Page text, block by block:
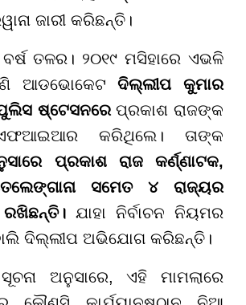
ଜାରୀ କରିଛନ୍ତି।
ତଳର। ୨୦୧୯ ମସିହାରେ ଏଭଳି
ଆଡଭୋକେଟଦିଲ୍ଲୀପ କୁମାର
ଷ୍ଟେସନରେପ୍ରକାଶ ରାଜଙ୍କ
କରିଥିଲେ। ତାଙ୍କ
ପ୍ରକାଶ ରାଜ କର୍ଣ୍ଣାଟକ,
ସମେତ ୪ ରାଜ୍ୟର
ଯାହା ନିର୍ବାଚନ ନିୟମର
ଦିଲ୍ଲୀପ ଅଭିଯୋଗ କରିଛନ୍ତି।
ଅନୁସାରେ, ଏହି ମାମଲାରେ